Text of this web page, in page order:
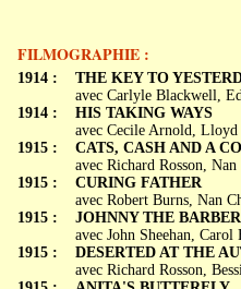
FILMOGRAPHIE :
1914 :
1914 :
1915 :
1915 :
1915 :
1915 :
THE KEY TO
avec Carlyle Blackwell,
HIS TAKING WAYS
avec Cecile Arnold,
CATS, CASH AND A
avec Richard Rosson,
CURING FATHER
avec Robert Burns, Nan
JOHNNY THE BARBER
avec John Sheehan,
DESERTED AT THE
avec Richard Rosson,